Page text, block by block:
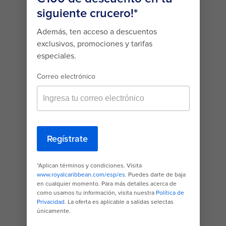
ACTIVIDADES A BORDO
Llena cada día en alta mar con
con cualquier clima: contempla el
paisaje sobre North Star®, la
plataforma de observación más alta
en un crucero, desafíate y domina
una ola en el FlowRider®, siente el
viento en el rostro con el
paracaidismo simulado de RipCord®
by iFLY® y mucho más.